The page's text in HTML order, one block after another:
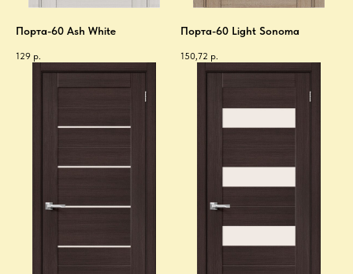
Порта-60 Ash White
129 р.
Порта-60 Light Sonoma
150,72 р.